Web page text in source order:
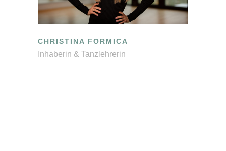
CHRISTINA FORMICA
Inhaberin & Tanzlehrerin